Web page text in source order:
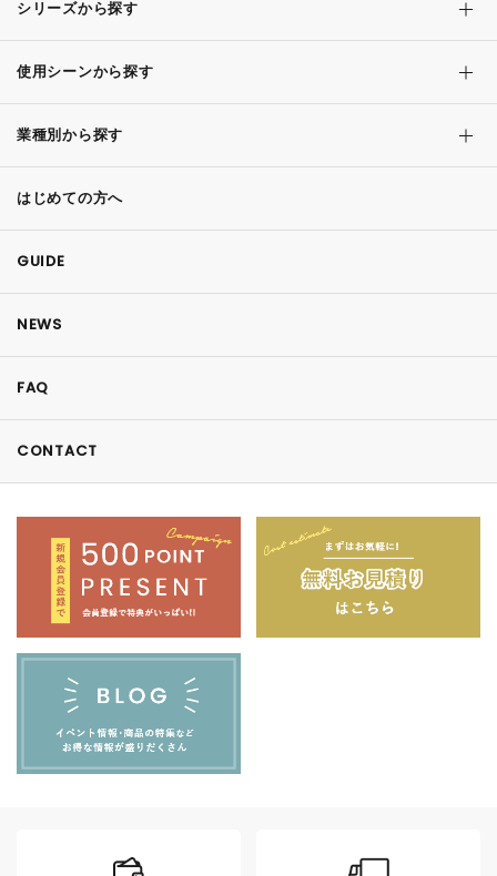
シリーズから探す
使用シーンから探す
業種別から探す
はじめての方へ
GUIDE
NEWS
FAQ
CONTACT